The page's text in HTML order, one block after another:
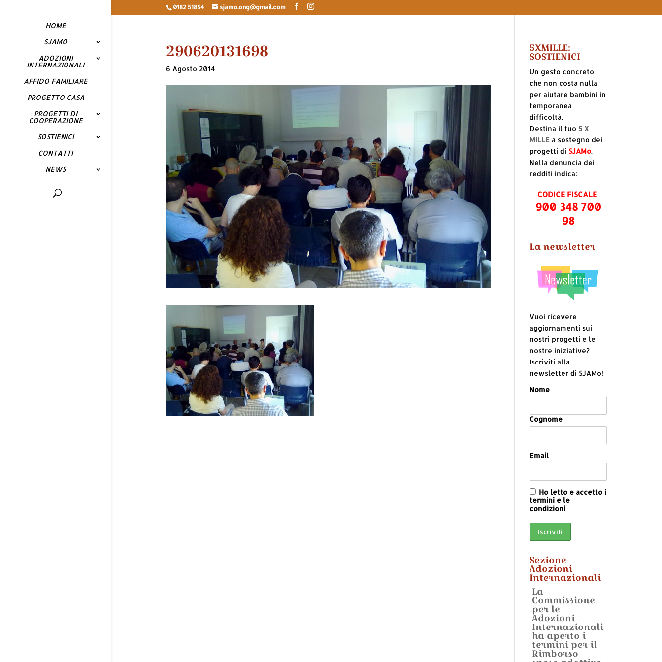
0182 51854 sjamo.ong@gmail.com
HOME
SJAMO
ADOZIONI
INTERNAZIONALI
AFFIDO FAMILIARE
PROGETTO CASA
PROGETTI DI
COOPERAZIONE
SOSTIENICI
CONTATTI
NEWS
290620131698
6 Agosto 2014
5XMILLE:
SOSTIENICI
Un gesto concreto
che non costa nulla
per aiutare bambini in
temporanea
difficoltà.
Destina il tuo 5 X
MILLE a sostegno dei
progetti di SJAMo.
Nella denuncia dei
redditi indica:
CODICE FISCALE
900 348 700
98
La newsletter
Vuoi ricevere
aggiornamenti sui
nostri progetti e le
nostre iniziative?
Iscriviti alla
newsletter di SJAMo!
Nome
Cognome
Email
Ho letto e accetto i
termini e le
condizioni
Sezione
Adozioni
Internazionali
La
Commissione
per le
Adozioni
Internazionali
ha aperto i
termini per il
Rimborso